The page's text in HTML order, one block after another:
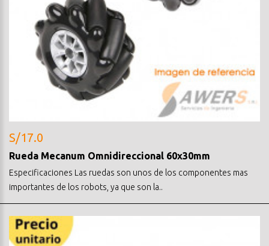
S/17.0
Rueda Mecanum Omnidireccional 60x30mm
Especificaciones Las ruedas son unos de los componentes mas
importantes de los robots, ya que son la..